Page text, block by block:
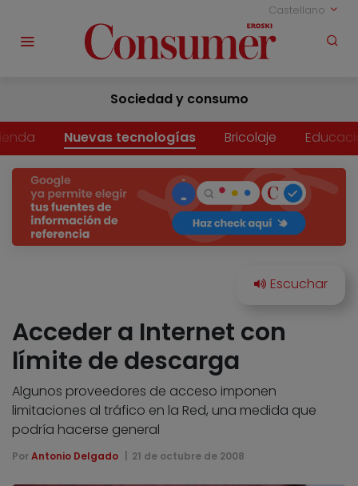
Castellano
Sociedad y consumo
Nuevas tecnologías Bricolaje
Acceder a Internet con
límite de descarga
Algunos proveedores de acceso imponen
limitaciones al tráfico en la Red, una medida que
podría hacerse general
Por Antonio Delgado 21 de octubre de 2008